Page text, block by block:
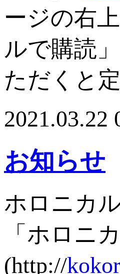
ージの右
ルで購読
ただくと
2021.03.22
お知らせ
ホロニカ
「ホロニ
(http://